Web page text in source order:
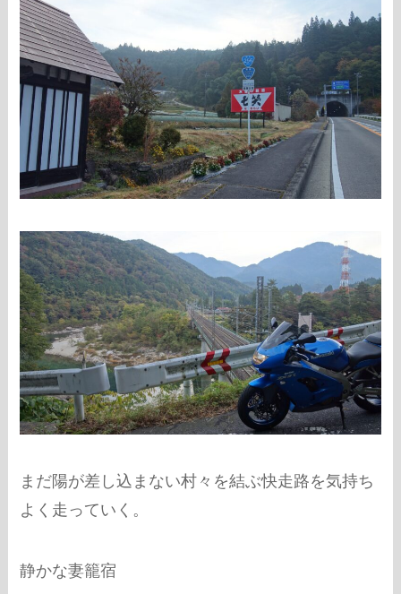
まだ陽が差し込まない村々を結ぶ快走路を気持ち
よく走っていく。
静かな妻籠宿